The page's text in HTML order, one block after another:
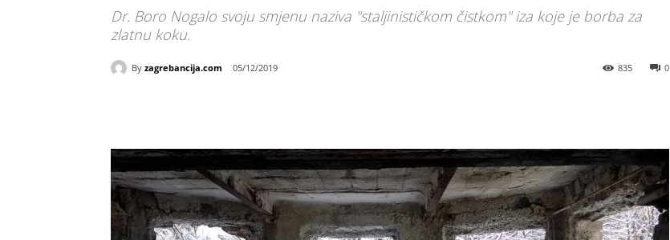
Dr. Boro Nogalo svoju smjenu naziva "staljinističkom čistkom" iza koje je borba za
zlatnu koku.
By zagrebancija.com 05/12/2019 0
835